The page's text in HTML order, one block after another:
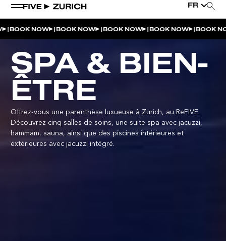
FR
|BOOK NOW |BOOK NOW |BOOK NOW |BOOK NOW |BOOK
SPA & BIEN-
ÊTRE
Offrez-vous une parenthèse luxueuse à Zurich, au ReFIVE.
Découvrez cinq salles de soins, une suite spa avec jacuzzi,
hammam, sauna, ainsi que des piscines intérieures et
extérieures avec jacuzzi intégré.